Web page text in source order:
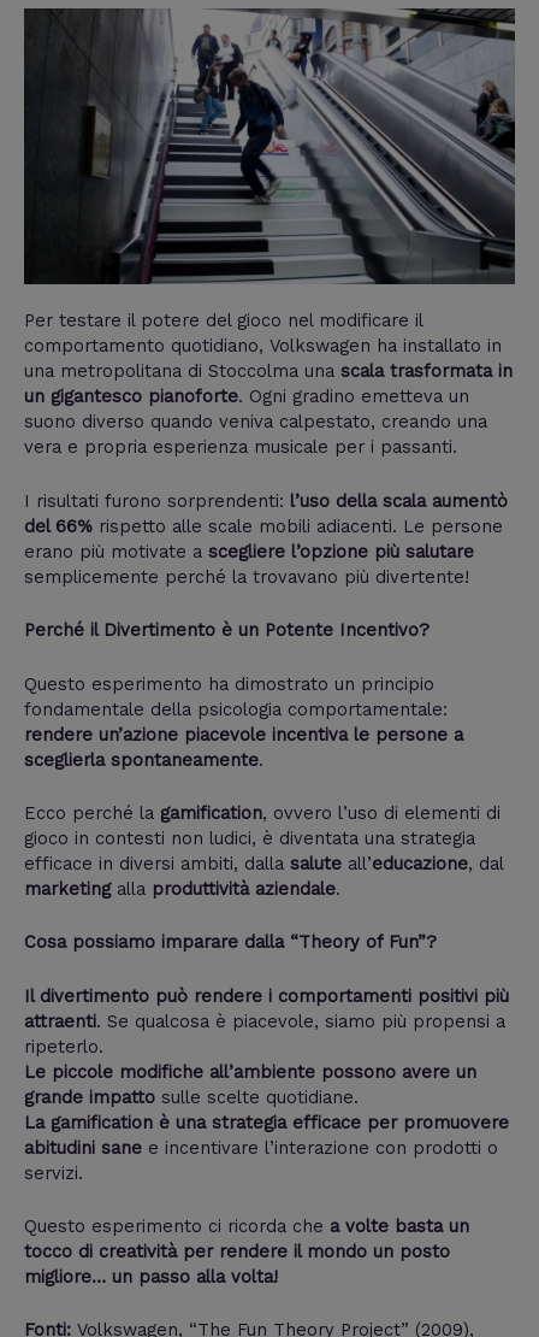
Per testare il potere del gioco nel modificare il
comportamento quotidiano, Volkswagen ha installato in
una metropolitana di Stoccolma una scala trasformata in
un gigantesco pianoforte. Ogni gradino emetteva un
suono diverso quando veniva calpestato, creando una
vera e propria esperienza musicale per i passanti.
I risultati furono sorprendenti: l’uso della scala aumentò
del 66% rispetto alle scale mobili adiacenti. Le persone
erano più motivate a scegliere l’opzione più salutare
semplicemente perché la trovavano più divertente!
Perché il Divertimento è un Potente Incentivo?
Questo esperimento ha dimostrato un principio
fondamentale della psicologia comportamentale:
rendere un’azione piacevole incentiva le persone a
sceglierla spontaneamente.
Ecco perché la gamification, ovvero l’uso di elementi di
gioco in contesti non ludici, è diventata una strategia
efficace in diversi ambiti, dalla salute all’educazione, dal
marketingalla produttività aziendale.
Cosa possiamo imparare dalla “Theory of Fun”?
Il divertimento può rendere i comportamenti positivi più
attraenti. Se qualcosa è piacevole, siamo più propensi a
ripeterlo.
Le piccole modifiche all’ambiente possono avere un
grande impatto sulle scelte quotidiane.
La gamification è una strategia efficace per promuovere
abitudini sane e incentivare l’interazione con prodotti o
servizi.
Questo esperimento ci ricorda che a volte basta un
tocco di creatività per rendere il mondo un posto
migliore… un passo alla volta!
Fonti: Volkswagen, “The Fun Theory Project” (2009),